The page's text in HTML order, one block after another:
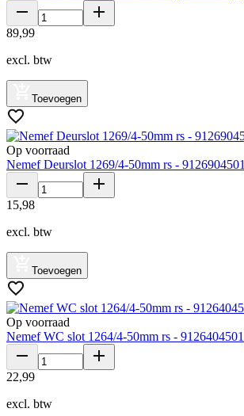
89,99
excl. btw
Toevoegen
Op voorraad
Nemef Deurslot 1269/4-50mm rs - 9126904501
15,98
excl. btw
Toevoegen
Op voorraad
Nemef WC slot 1264/4-50mm rs - 9126404501
22,99
excl. btw